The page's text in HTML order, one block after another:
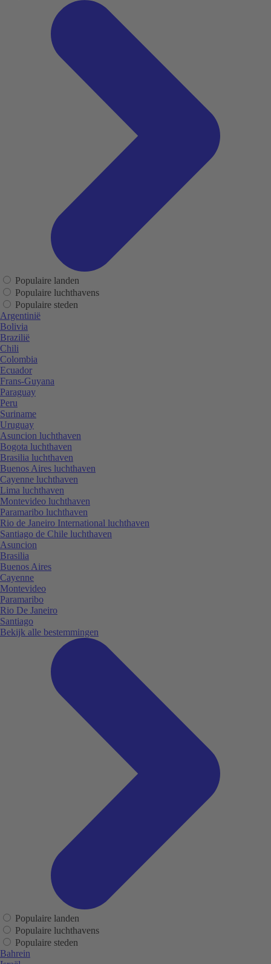
Populaire landen
Populaire luchthavens
Populaire steden
Argentinië
Bolivia
Brazilië
Chili
Colombia
Ecuador
Frans-Guyana
Paraguay
Peru
Suriname
Uruguay
Asuncion luchthaven
Bogota luchthaven
Brasilia luchthaven
Buenos Aires luchthaven
Cayenne luchthaven
Lima luchthaven
Montevideo luchthaven
Paramaribo luchthaven
Rio de Janeiro International luchthaven
Santiago de Chile luchthaven
Asuncion
Brasilia
Buenos Aires
Cayenne
Montevideo
Paramaribo
Rio De Janeiro
Santiago
Bekijk alle bestemmingen
Populaire landen
Populaire luchthavens
Populaire steden
Bahrein